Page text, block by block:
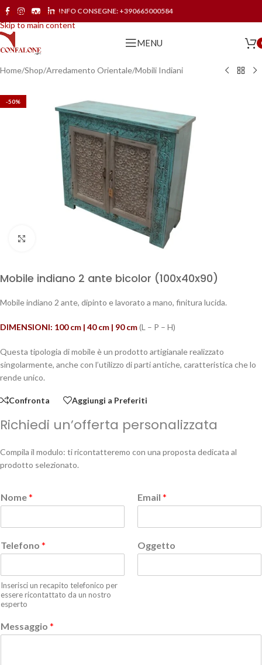
Skip to navigation
Skip to main content
INFO CONSEGNE: +390665000584
MENU
Home/Shop/Arredamento Orientale/Mobili Indiani
-50%
Mobile indiano 2 ante bicolor (100x40x90)
Mobile indiano 2 ante, dipinto e lavorato a mano, finitura lucida.
DIMENSIONI: 100 cm | 40 cm | 90 cm(L – P – H)
Questa tipologia di mobile è un prodotto artigianale realizzato
singolarmente, anche con l’utilizzo di parti antiche, caratteristica che lo
rende unico.
Confronta Aggiungi a Preferiti
Richiedi un’offerta personalizzata
Compila il modulo: ti ricontatteremo con una proposta dedicata al
prodotto selezionato.
Nome* Email *
Telefono *
Inserisci un recapito telefonico per
essere ricontattato da un nostro
esperto
Oggetto
Messaggio *